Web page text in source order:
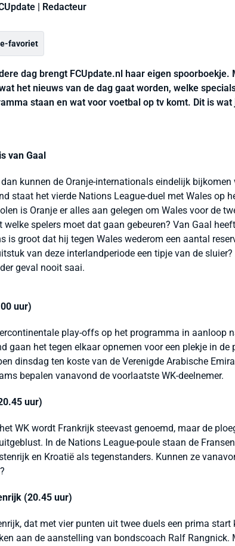
| Redacteur
favoriet
dag brengt FCUpdate.nl haar eigen spoorboekje.
het nieuws van de dag gaat worden, welke
staan en wat voor voetbal op tv komt. Dit is
van Gaal
kunnen de Oranje-internationals eindelijk bijkomen
staat het vierde Nations League-duel met Wales op
is Oranje er alles aan gelegen om Wales voor de
spelers moet dat gaan gebeuren? Van Gaal
is groot dat hij tegen Wales wederom een aantal
van deze interlandperiode een tipje van de
geval nooit saai.
uur)
play-offs op het programma in aanloop
gaan het tegen elkaar opnemen voor een plekje in de
dinsdag ten koste van de Verenigde Arabische
bepalen vanavond de voorlaatste WK-deelnemer.
uur)
WK wordt Frankrijk steevast genoemd, maar de
In de Nations League-poule staan de
en Kroatië als tegenstanders. Kunnen ze
(20.45 uur)
dat met vier punten uit twee duels een prima start
aan de aanstelling van bondscoach Ralf Rangnick.